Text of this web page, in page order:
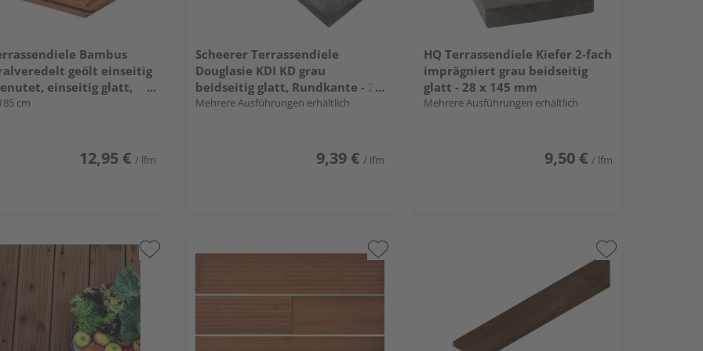
Bambus
geölt einseitig
einseitig glatt,
Nut, stirnseitige
cm
12,95 € / lfm
Scheerer Terrassendiele
Douglasie KDI KD grau
beidseitig glatt, Rundkante - 28
x 145 mm
Mehrere Ausführungen erhältlich
9,39 € / lfm
HQ Terrassendiele Kiefer 2-fach
imprägniert grau beidseitig
glatt - 28 x 145 mm
Mehrere Ausführungen erhältlich
9,50 € / lfm